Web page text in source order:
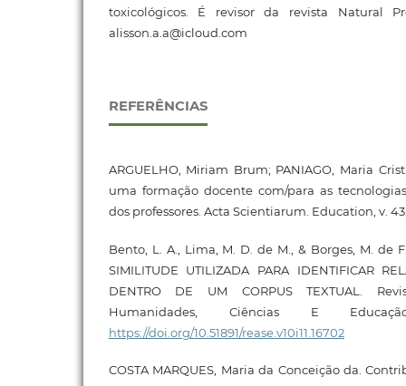
toxicológicos. É revisor da revista Natural
alisson.a.a@icloud.com
REFERÊNCIAS
ARGUELHO, Miriam Brum; PANIAGO, Maria
uma formação docente com/para as
dos professores. Acta Scientiarum. Education, v.
Bento, L. A., Lima, M. D. de M., & Borges, M. de
SIMILITUDE UTILIZADA PARA IDENTIFICAR
DENTRO DE UM CORPUS TEXTUAL.
Humanidades, Ciências E
https://doi.org/10.51891/rease.v10i11.16702
COSTA MARQUES, Maria da Conceição da.